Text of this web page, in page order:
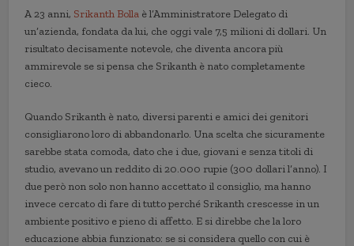
A 23 anni, Srikanth Bolla è l’Amministratore Delegato di
un’azienda, fondata da lui, che oggi vale 7,5 milioni di dollari. Un
risultato decisamente notevole, che diventa ancora più
ammirevole se si pensa che Srikanth è nato completamente
cieco.
Quando Srikanth è nato, diversi parenti e amici dei genitori
consigliarono loro di abbandonarlo. Una scelta che sicuramente
sarebbe stata comoda, dato che i due, giovani e senza titoli di
studio, avevano un reddito di 20.000 rupie (300 dollari l’anno). I
due però non solo non hanno accettato il consiglio, ma hanno
invece cercato di fare di tutto perché Srikanth crescesse in un
ambiente positivo e pieno di affetto. E si direbbe che la loro
educazione abbia funzionato: se si considera quello con cui è